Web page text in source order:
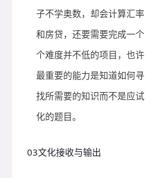
子不学奥数，却会计算汇率
和房贷，还要需要完成一个
个难度并不低的项目，也许
最重要的能力是知道如何寻
找所需要的知识而不是应试
化的题目。
03文化接收与输出